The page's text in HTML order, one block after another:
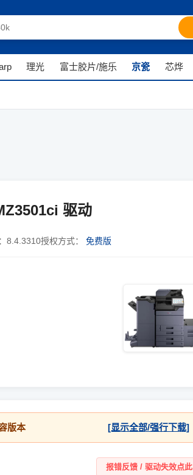
理光 富士胶片/施乐 京瓷 芯烨
驱动
8.4.3310授权方式： 免费版
版本 [显示全部/强行下载]
报错反馈 / 驱动失效点此